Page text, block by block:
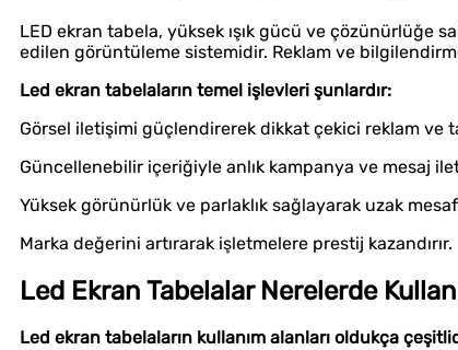
LED ekran tabela, yüksek ışık gücü ve çözünürlüğe
edilen görüntüleme sistemidir. Reklam ve
Led ekran tabelaların temel işlevleri şunlardır:
Görsel iletişimi güçlendirerek dikkat çekici reklam ve
Güncellenebilir içeriğiyle anlık kampanya ve mesaj
Yüksek görünürlük ve parlaklık sağlayarak uzak
Marka değerini artırarak işletmelere prestij kazandırır.
Led Ekran Tabelalar Nerelerde
Led ekran tabelaların kullanım alanları oldukça